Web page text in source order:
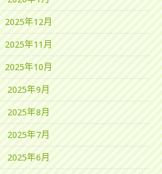
2025年12月
2025年11月
2025年10月
2025年9月
2025年8月
2025年7月
2025年6月